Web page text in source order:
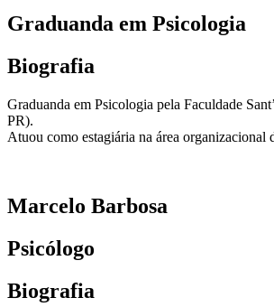
Graduanda em Psicologia
Biografia
Graduanda em Psicologia pela Faculdade
PR).
Atuou como estagiária na área organizacional
Marcelo Barbosa
Psicólogo
Biografia